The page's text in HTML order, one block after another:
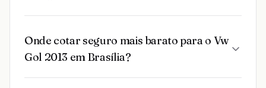
Onde cotar seguro mais barato para o Vw
Gol 2013 em Brasília?